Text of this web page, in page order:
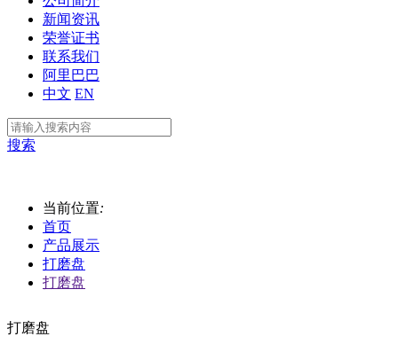
新闻资讯
荣誉证书
联系我们
阿里巴巴
中文 EN
搜索
当前位置:
首页
产品展示
打磨盘
打磨盘
打磨盘